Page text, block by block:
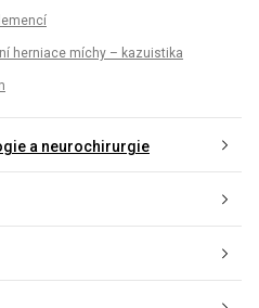
herniace míchy – kazuistika
a neurochirurgie